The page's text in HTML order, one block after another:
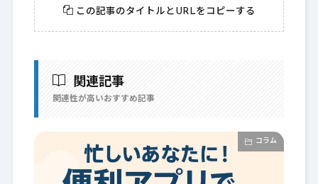
この記事のタイトルとURLをコピーする
関連記事
関連性が高いおすすめ記事
コラム